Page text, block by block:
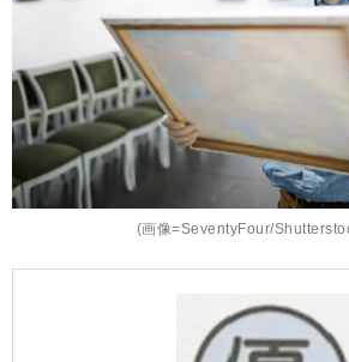
(画像=SeventyFour/